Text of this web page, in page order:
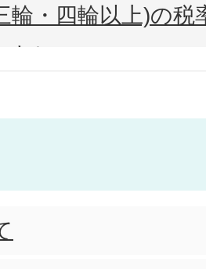
輪・四輪以上)の税
か?
重課税率(経年重
?
下)の税率はいく